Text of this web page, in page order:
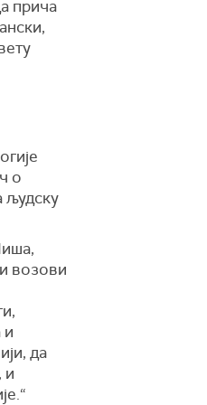
прича
о
људску
возови
и
да
и